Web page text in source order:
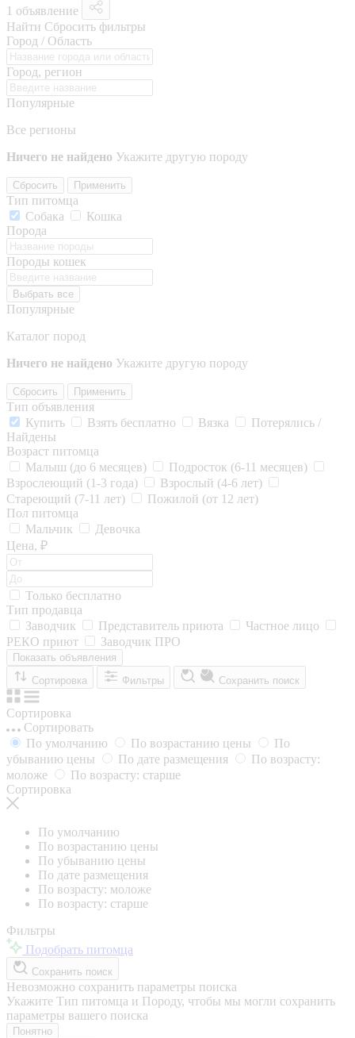
1 объявление
Найти Сбросить фильтры
Город / Область
Город, регион
Популярные
Все регионы
Ничего не найдено Укажите другую породу
Сбросить Применить
Тип питомца
Собака
Кошка
Порода
Породы кошек
Выбрать все
Популярные
Каталог пород
Ничего не найдено Укажите другую породу
Сбросить Применить
Тип объявления
Купить
Взять бесплатно Вязка
Потерялись /
Найдены
Возраст питомца
Малыш (до 6 месяцев)
Подросток (6-11 месяцев)
Взрослеющий (1-3 года)
Взрослый (4-6 лет)
Стареющий (7-11 лет)
Пожилой (от 12 лет)
Пол питомца
Мальчик
Девочка
Цена, ₽
Только бесплатно
Тип продавца
Заводчик
Представитель приюта
Частное лицо
РЕКО приют
Заводчик ПРО
Показать объявления
Сортировка
Фильтры Сохранить поиск
Сортировка
Сортировать
По умолчанию
По возрастанию цены
По
убыванию цены
По дате размещения
По возрасту:
моложе
По возрасту: старше
Сортировка
По умолчанию
По возрастанию цены
По убыванию цены
По дате размещения
По возрасту: моложе
По возрасту: старше
Фильтры
Подобрать питомца
Сохранить поиск
Невозможно сохранить параметры поиска
Укажите Тип питомца и Породу, чтобы мы могли сохранить
параметры вашего поиска
Понятно